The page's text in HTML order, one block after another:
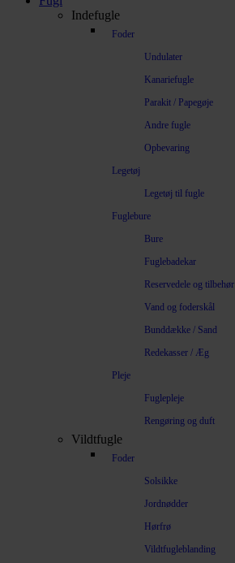
Indefugle
Foder
Undulater
Kanariefugle
Parakit / Papegøje
Andre fugle
Opbevaring
Legetøj
Legetøj til fugle
Fuglebure
Bure
Fuglebadekar
Reservedele og tilbehør
Vand og foderskål
Bunddække / Sand
Redekasser / Æg
Pleje
Fuglepleje
Rengøring og duft
Vildtfugle
Foder
Solsikke
Jordnødder
Hørfrø
Vildtfugleblanding